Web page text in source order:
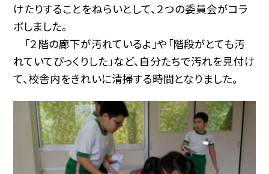
けたりすることをねらいとして、２つの委員会がコラ
ボしました。
「２階の廊下が汚れているよ」や「階段がとても汚
れていてびっくりした」など、自分たちで汚れを見付け
て、校舎内をきれいに清掃する時間となりました。